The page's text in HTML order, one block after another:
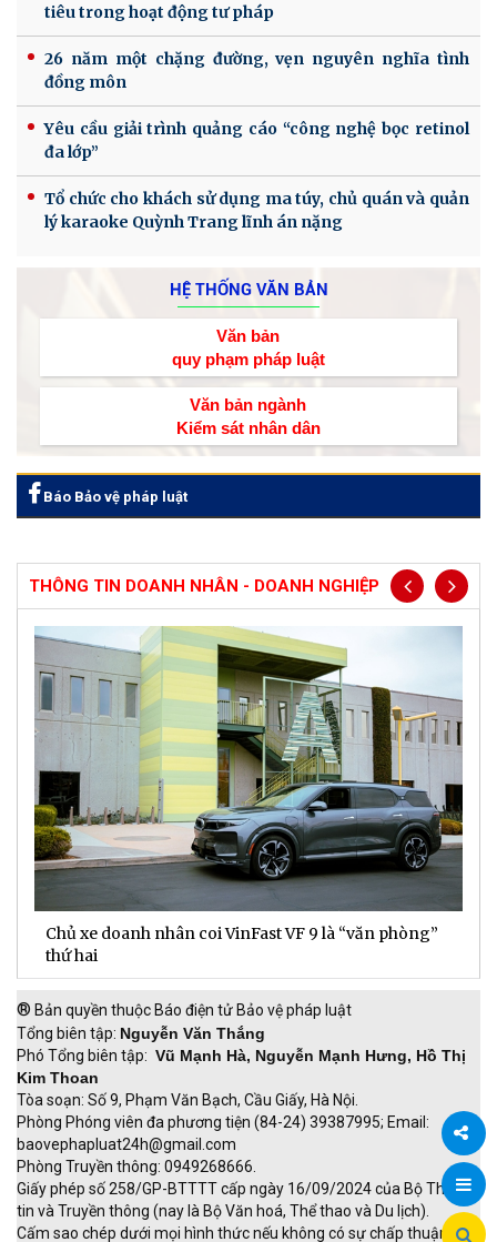
Chia
tiêu trong hoạt động tư pháp
26 năm một chặng đường, vẹn nguyên nghĩa tình
đồng môn
Yêu cầu giải trình quảng cáo “công nghệ bọc retinol
đa lớp”
Tổ chức cho khách sử dụng ma túy, chủ quán và quản
lý karaoke Quỳnh Trang lĩnh án nặng
HỆ THỐNG VĂN BẢN
Văn bản
quy phạm pháp luật
Văn bản ngành
Kiểm sát nhân dân
Báo Bảo vệ pháp luật
THÔNG TIN DOANH NHÂN - DOANH NGHIỆP
Chủ xe doanh nhân coi VinFast VF 9 là “văn phòng”
thứ hai
® Bản quyền thuộc Báo điện tử Bảo vệ pháp luật
Tổng biên tập: Nguyễn Văn Thắng
Phó Tổng biên tập: Vũ Mạnh Hà, Nguyễn Mạnh Hưng, Hồ Thị
Kim Thoan
Tòa soạn: Số 9, Phạm Văn Bạch, Cầu Giấy, Hà Nội.
Phòng Phóng viên đa phương tiện (84-24) 39387995; Email:
baovephapluat24h@gmail.com
Phòng Truyền thông: 0949268666.
Giấy phép số 258/GP-BTTTT cấp ngày 16/09/2024 của Bộ Thông
tin và Truyền thông (nay là Bộ Văn hoá, Thể thao và Du lịch).
Cấm sao chép dưới mọi hình thức nếu không có sự chấp thuận